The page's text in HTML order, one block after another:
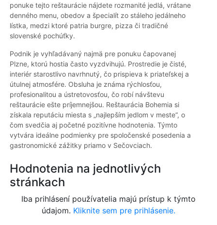
ponuke tejto reštaurácie nájdete rozmanité jedlá, vrátane
denného menu, obedov a špecialít zo stáleho jedálneho
lístka, medzi ktoré patria burgre, pizza či tradičné
slovenské pochúťky.
Podnik je vyhľadávaný najmä pre ponuku čapovanej
Plzne, ktorú hostia často vyzdvihujú. Prostredie je čisté,
interiér starostlivo navrhnutý, čo prispieva k priateľskej a
útulnej atmosfére. Obsluha je známa rýchlosťou,
profesionalitou a ústretovosťou, čo robí návštevu
reštaurácie ešte príjemnejšou. Reštaurácia Bohemia si
získala reputáciu miesta s „najlepším jedlom v meste“, o
čom svedčia aj početné pozitívne hodnotenia. Týmto
vytvára ideálne podmienky pre spoločenské posedenia a
gastronomické zážitky priamo v Sečovciach.
Hodnotenia na jednotlivých
stránkach
Iba prihlásení používatelia majú prístup k týmto
údajom. Kliknite sem pre prihlásenie.